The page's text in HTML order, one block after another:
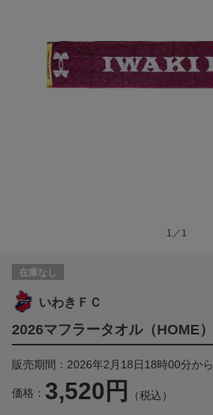
1／1
在庫なし
いわきＦＣ
2026マフラータオル（HOME）
販売期間：2026年2月18日18時00分から
価格： 3,520円 （税込）